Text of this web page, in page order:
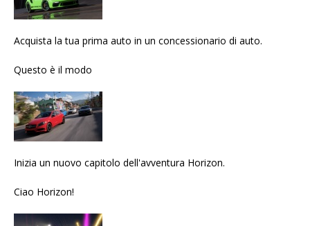
Acquista la tua prima auto in un concessionario di auto.
Questo è il modo
Inizia un nuovo capitolo dell'avventura Horizon.
Ciao Horizon!